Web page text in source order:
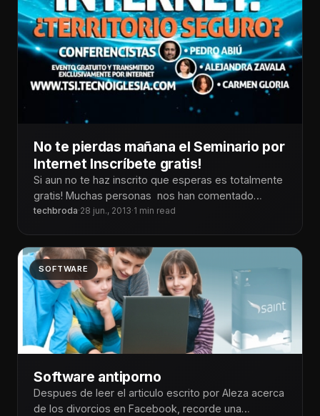
No te pierdas mañana el Seminario por
Internet Inscríbete gratis!
Si aun no te haz inscrito que esperas es totalmente
gratis! Muchas personas nos han comentado
acerca de la importancia
techbroda·28 jun., 2013·1 min read
SOFTWARE
Software antiporno
Despues de leer el articulo escrito por Aleza acerca
de los divorcios en Facebook, recorde una